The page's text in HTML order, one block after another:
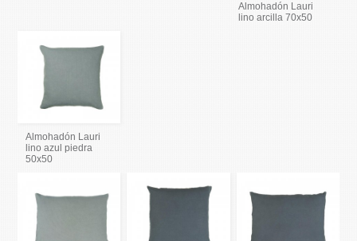
Almohadón Lauri
lino arcilla 70x50
Almohadón Lauri
lino azul piedra
50x50